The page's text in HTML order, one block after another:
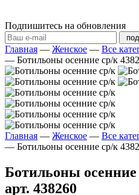
Подпишитесь на обновления
Главная — Женское — Все
— Ботильоны осенние ср/к
Главная — Женское — Все
— Ботильоны осенние ср/к
Ботильоны
арт. 438260